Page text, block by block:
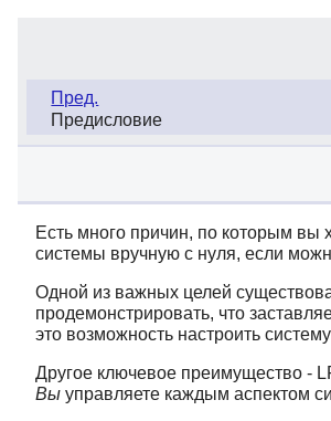
Пред.
Предисловие
Есть много причин, по которым вы
системы вручную с нуля, если
Одной из важных целей
продемонстрировать, что
это возможность настроить
Другое ключевое преимущество -
Вы управляете каждым аспектом